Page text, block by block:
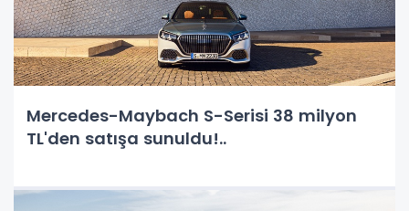
Mercedes-Maybach S-Serisi 38 milyon
TL'den satışa sunuldu!..